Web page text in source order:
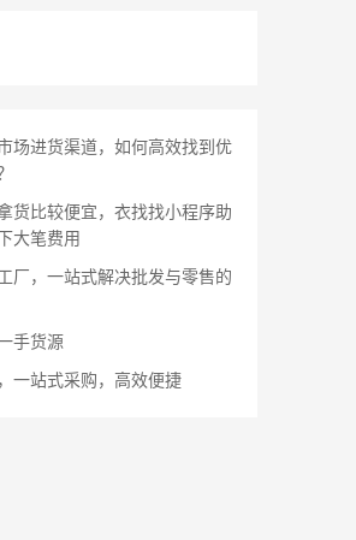
场进货渠道，如何高效找到优
货比较便宜，衣找找小程序助
大笔费用
厂，一站式解决批发与零售的
手货源
一站式采购，高效便捷